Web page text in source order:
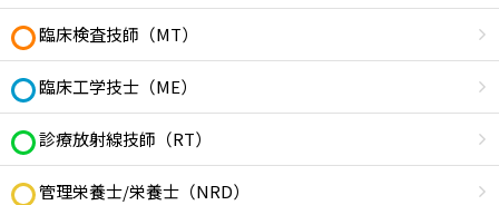
臨床検査技師（MT）
臨床工学技士（ME）
診療放射線技師（RT）
管理栄養士/栄養士（NRD）